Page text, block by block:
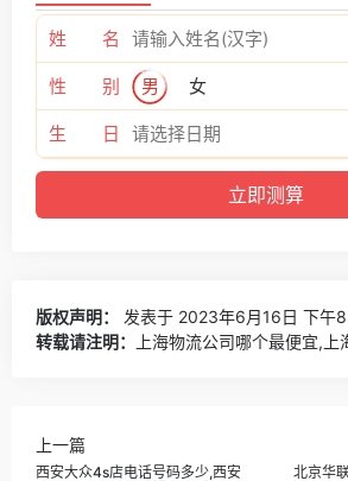
姓 名
性 别 男 女
生 日
版权声明：
发表于 2023年6月16日 下午
转载请注明：
上海物流公司哪个最便宜,上
上一篇
西安大众4s店电话号码多少,西安
北京华